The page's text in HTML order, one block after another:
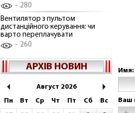
280
Вентилятор з пультом
дистанційного керування: чи
варто переплачувати
260
АРХІВ НОВИН
Август 2026
Пн
Вт Ср Чт Пт Сб
Вс
Имя:
Ваш